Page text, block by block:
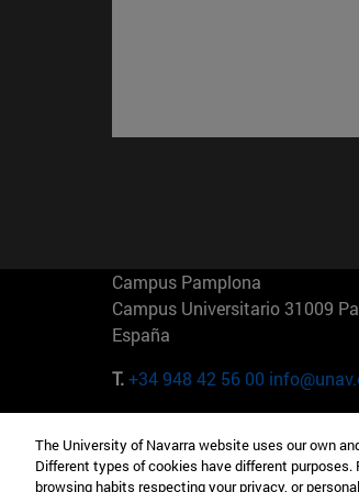
Campus Pamplona
Campus Universitario 31009
España
T.+34 948 42 56 00
Camino del Cerro Águila 3
Madrid España
The University of Navarra website uses our own
Different types of cookies have different
browsing habits respecting your privacy, or